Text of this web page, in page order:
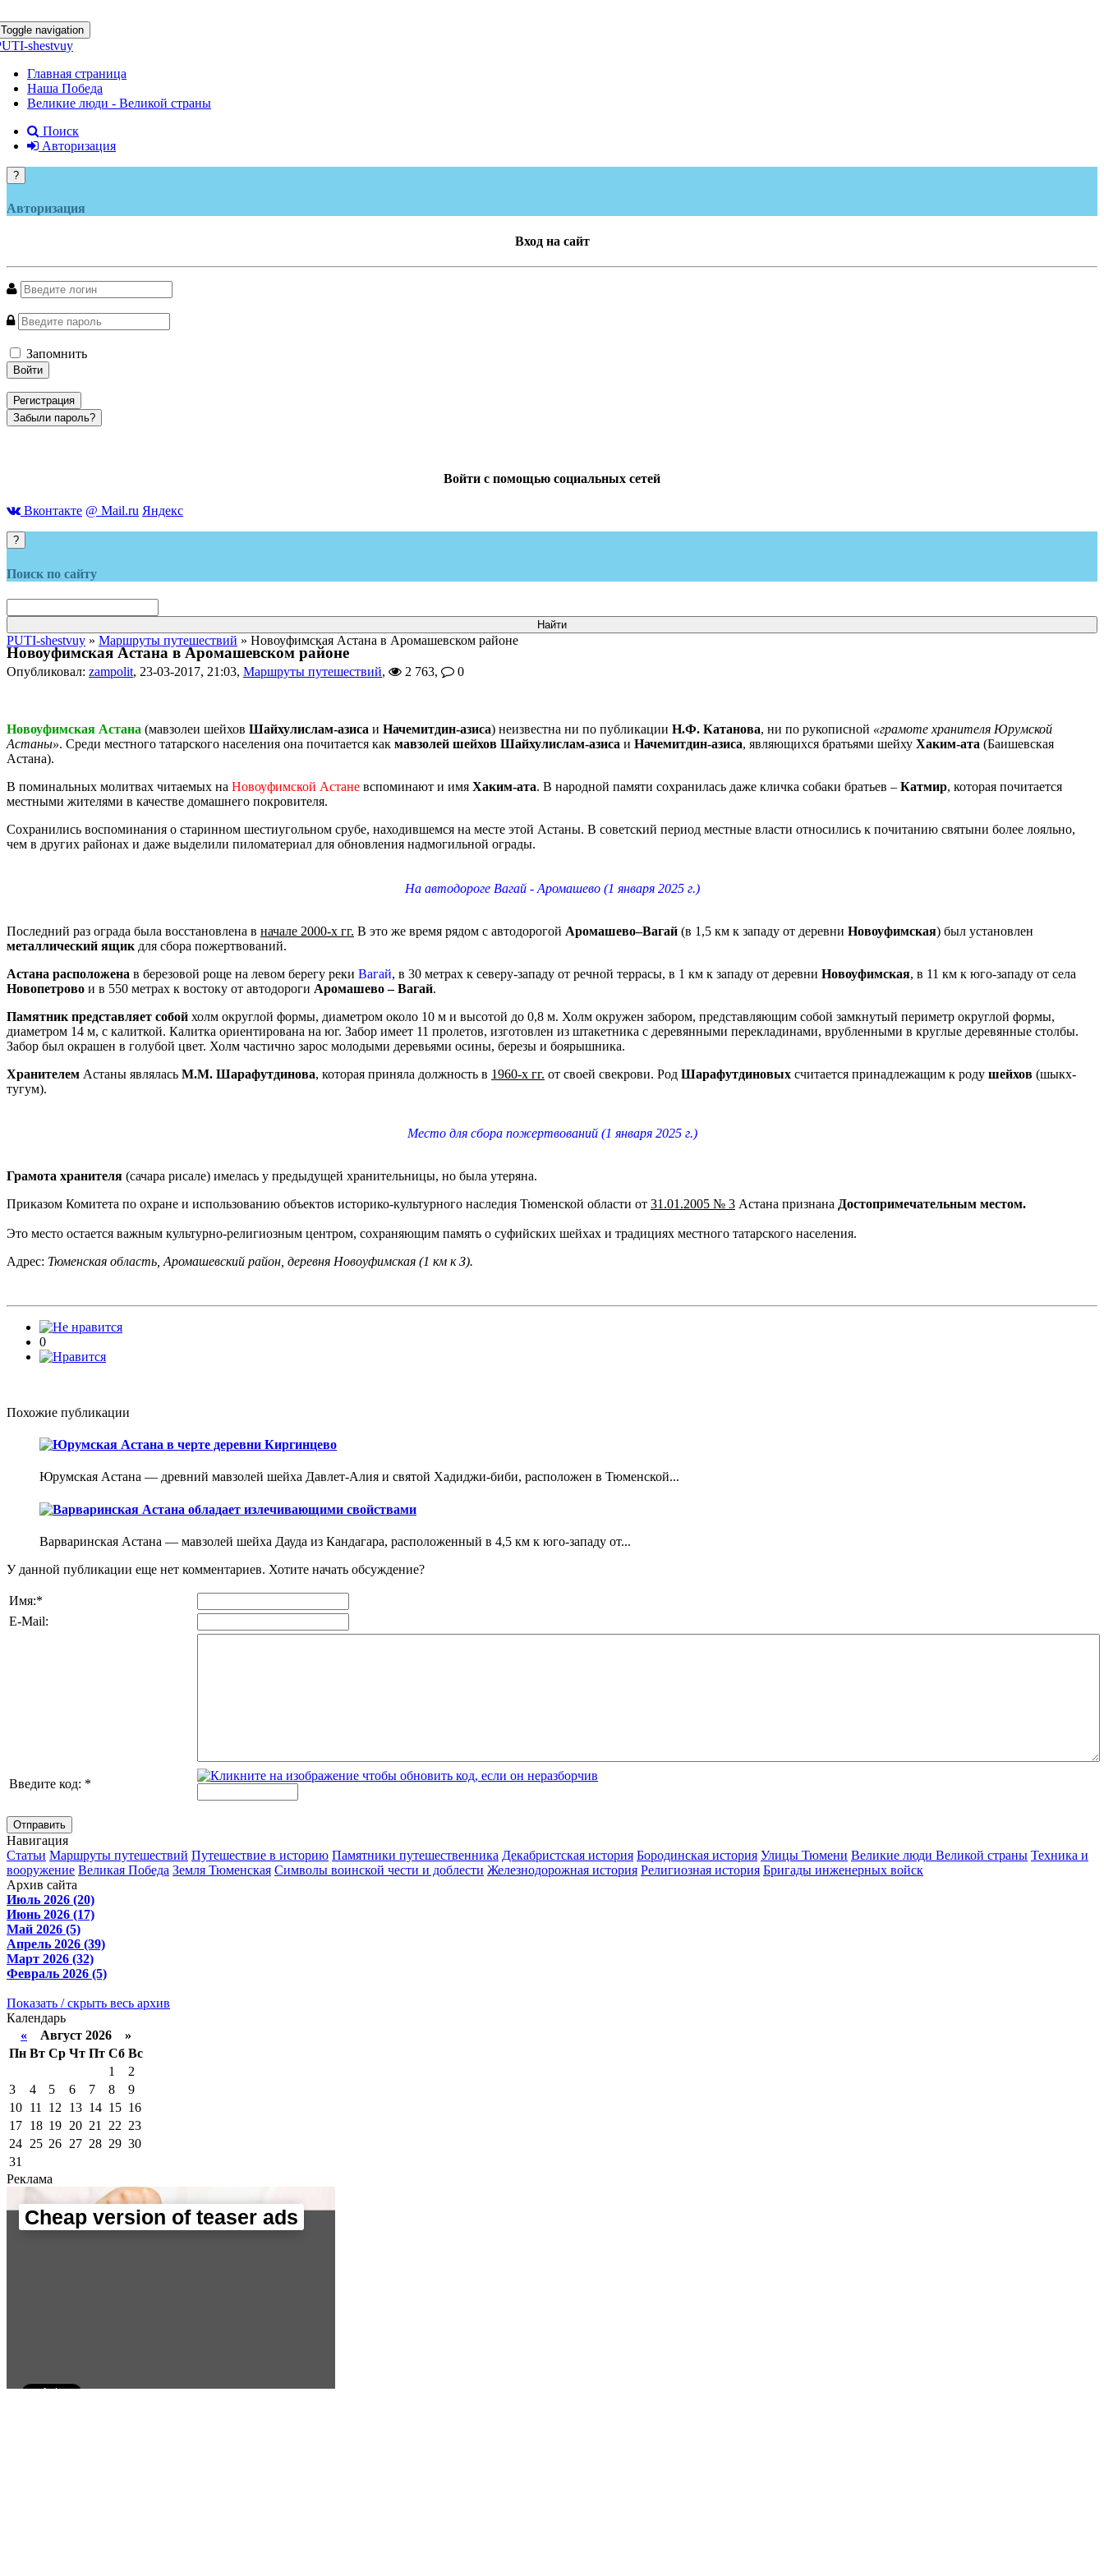
Toggle navigation
shestvuy
Главная страница
Наша Победа
Великие люди - Великой страны
Поиск
Авторизация
?
Авторизация
Вход на сайт
Запомнить
Войти
Регистрация
Забыли пароль?
Войти с помощью социальных сетей
Вконтакте @ Mail.ru Яндекс
?
Поиск по сайту
PUTI-shestvuy » Маршруты путешествий » Новоуфимская Астана в Аромашевском районе
Новоуфимская Астана в Аромашевском районе
Опубликовал: zampolit, 23-03-2017, 21:03, Маршруты путешествий, 2 763, 0
Новоуфимская Астана (мавзолеи шейхов Шайхулислам-азиса и Начемитдин-азиса) неизвестна ни по публикации Н.Ф. Катанова, ни по рукописной «грамоте хранителя Юрумской
Астаны». Среди местного татарского населения она почитается как мавзолей шейхов Шайхулислам-азиса и Начемитдин-азиса, являющихся братьями шейху Хаким-ата (Баишевская
Астана).
В поминальных молитвах читаемых на Новоуфимской Астане вспоминают и имя Хаким-ата. В народной памяти сохранилась даже кличка собаки братьев – Катмир, которая почитается
местными жителями в качестве домашнего покровителя.
Сохранились воспоминания о старинном шестиугольном срубе, находившемся на месте этой Астаны. В советский период местные власти относились к почитанию святыни более лояльно,
чем в других районах и даже выделили пиломатериал для обновления надмогильной ограды.
На автодороге Вагай - Аромашево (1 января 2025 г.)
Последний раз ограда была восстановлена в начале 2000-х гг. В это же время рядом с автодорогой Аромашево–Вагай (в 1,5 км к западу от деревни Новоуфимская) был установлен
металлический ящик для сбора пожертвований.
Астана расположена в березовой роще на левом берегу реки Вагай, в 30 метрах к северу-западу от речной террасы, в 1 км к западу от деревни Новоуфимская, в 11 км к юго-западу от села
Новопетрово и в 550 метрах к востоку от автодороги Аромашево – Вагай.
Памятник представляет собой холм округлой формы, диаметром около 10 м и высотой до 0,8 м. Холм окружен забором, представляющим собой замкнутый периметр округлой формы,
диаметром 14 м, с калиткой. Калитка ориентирована на юг. Забор имеет 11 пролетов, изготовлен из штакетника с деревянными перекладинами, врубленными в круглые деревянные столбы.
Забор был окрашен в голубой цвет. Холм частично зарос молодыми деревьями осины, березы и боярышника.
Хранителем Астаны являлась М.М. Шарафутдинова, которая приняла должность в 1960-х гг. от своей свекрови. Род Шарафутдиновых считается принадлежащим к роду шейхов (шыкх-
тугум).
Место для сбора пожертвований (1 января 2025 г.)
Грамота хранителя (сачара рисале) имелась у предыдущей хранительницы, но была утеряна.
Приказом Комитета по охране и использованию объектов историко-культурного наследия Тюменской области от 31.01.2005 № 3 Астана признана Достопримечательным местом.
Это место остается важным культурно-религиозным центром, сохраняющим память о суфийских шейхах и традициях местного татарского населения.
Адрес: Тюменская область, Аромашевский район, деревня Новоуфимская (1 км к З).
0
Похожие публикации
Юрумская Астана в черте деревни Киргинцево
Юрумская Астана — древний мавзолей шейха Давлет-Алия и святой Хадиджи-биби, расположен в Тюменской...
Варваринская Астана обладает излечивающими свойствами
Варваринская Астана — мавзолей шейха Дауда из Кандагара, расположенный в 4,5 км к юго-западу от...
У данной публикации еще нет комментариев. Хотите начать обсуждение?
Имя:*
E-Mail:
Введите код: *
Отправить
Навигация
Статьи Маршруты путешествий Путешествие в историю Памятники путешественника Декабристская история Бородинская история Улицы Тюмени Великие люди Великой страны Техника и
вооружение Великая Победа Земля Тюменская Символы воинской чести и доблести Железнодорожная история Религиозная история Бригады инженерных войск
Архив сайта
Июль 2026 (20)
Июнь 2026 (17)
Май 2026 (5)
Апрель 2026 (39)
Март 2026 (32)
Февраль 2026 (5)
Показать / скрыть весь архив
Календарь
« Август 2026 »
Пн Вт Ср Чт Пт Сб Вс
1
2
3
4 5 6 7 8
9
10 11 12 13 14 15 16
17 18 19 20 21 22 23
24 25 26 27 28 29 30
31
Реклама
Cheap version of teaser ads
surfe.be